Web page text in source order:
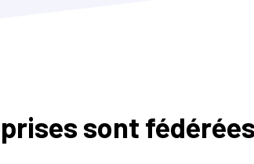
sont